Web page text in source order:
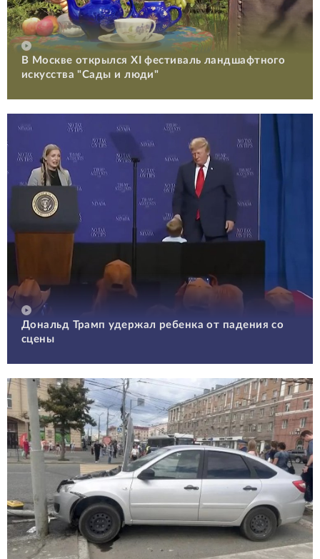
В Москве открылся XI фестиваль ландшафтного
искусства "Сады и люди"
Дональд Трамп удержал ребенка от падения со
сцены